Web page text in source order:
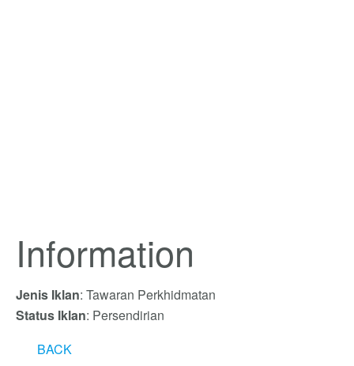
Information
Jenis Iklan: Tawaran Perkhidmatan
Status Iklan: Persendirian
BACK